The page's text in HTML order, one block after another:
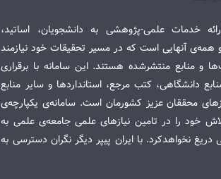
خدمات علمی-پژوهشی به دانشجویان، اساتید،
همه‌ی آنهایی است که در مسیر تحقیقات خود نیازمند
و منابع منتشرشده هستند. این سامانه با برقراری
دانشگاهی، کتب مرجع، استانداردها و سایر منابع
محققان عزیز کشورمان است. سامانه‌ی یکپارچه‌ی
خود را در تامین نیازهای علمی جامعه‌ی علمی به
نخواهدکرد. با ایران پیپر دیگر نگران دسترسی به